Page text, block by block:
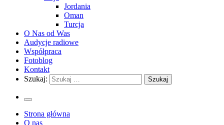
Jordania
Oman
Turcja
O Nas od Was
Audycje radiowe
Współpraca
Fotoblog
Kontakt
Szukaj:
Strona główna
O nas